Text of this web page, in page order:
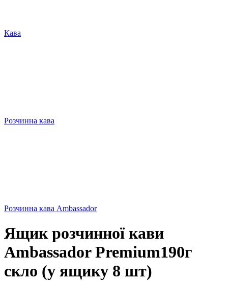
Кава
Розчинна кава
Розчинна кава Ambassador
Ящик розчинної кави
Ambassador Premium190г
скло (у ящику 8 шт)